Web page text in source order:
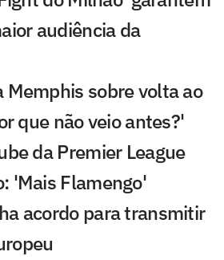
audiência da
Memphis sobre volta ao
que não veio antes?'
da Premier League
'Mais Flamengo'
acordo para transmitir